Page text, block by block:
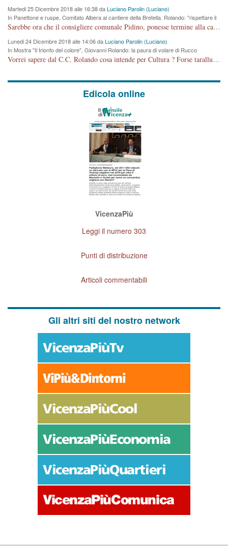
Martedi 25 Dicembre 2018 alle 16:38 daLuciano Parolin (Luciano)
In Panettone e ruspe, Comitato Albera al cantiere della Bretella. Rolando: "rispettare il
cronoprogramma"
Sarebbe ora che il consigliere comunale Pidino, ponesse termine alla campagna elettorale nel territorio del suo seggio Villaggio del Sole. La tiraca è iniziata, distruggerà 6 km di prateria ovest della città, ricca di fonti e sorgenti d'acqua. I cittadini di Maddalene non avranno più Pace la notte. Molta colpa per la costruzione di questa Strada è proprio del signor Rolando,dei suoi gazebo mobili e che vuol far passare questa opera VANDALICA come progetto "utile" a chi ? Non è cosa seria sig. Rolando!
Lunedi 24 Dicembre 2018 alle 14:06 daLuciano Parolin (Luciano)
In Mostra "Il trionfo del colore", Giovanni Rolando: la paura di volare di Rucco
Vorrei sapere dal C.C. Rolando cosa intende per Cultura ? Forse tarallucci, vino e sagre, o spaghetti tricolori del PD ? Il continuo (s)parlare della mostra a Palazzo Chiericati caro consigliere DANNEGGIA FORTEMENTE l'immagine della città TUTTA e fa deviare i consensi che in RUSSIA (badi bene ex U.R.S.S.) sono ECCELLENTI. A livello artistico l'evento è di alta Valenza culturale, COMPITO di Tutta la Cittadinanza fare il possibile per propagandare l'iniziativa senza farne UN CASO PARTITICO come fa Lei da sempre. Meno Gazebo + Partecipazione! E così sia. Amen.
Edicola online
VicenzaPiù
Leggi il numero 303
Punti di distribuzione
Articoli commentabili
Gli altri siti del nostro network